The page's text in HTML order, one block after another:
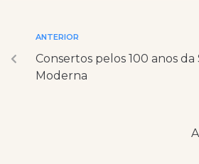
ANTERIOR
Consertos pelos 100 anos
Moderna